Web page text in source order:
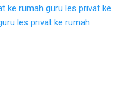
ke rumah guru les privat ke
les privat ke rumah